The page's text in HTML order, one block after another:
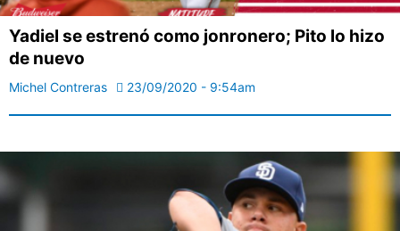
Yadiel se estrenó como jonronero; Pito lo hizo
de nuevo
Michel Contreras 23/09/2020 - 9:54am